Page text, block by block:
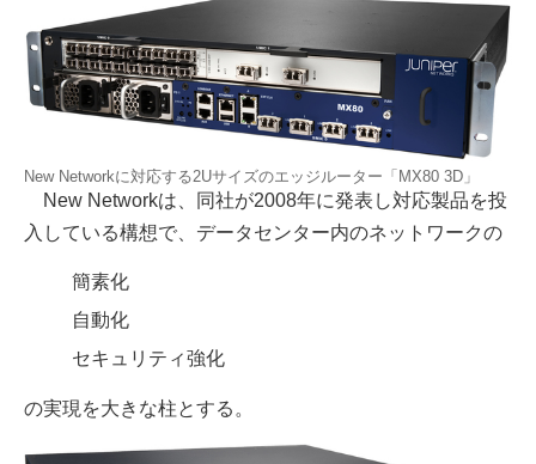
New Networkに対応する2Uサイズのエッジルーター「MX80 3D」
New Networkは、同社が2008年に発表し対応製品を投
入している構想で、データセンター内のネットワークの
簡素化
自動化
セキュリティ強化
の実現を大きな柱とする。